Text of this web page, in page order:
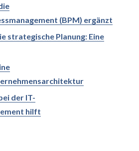
(BPM) ergänzt
strategische Planung: Eine
der IT-
hilft